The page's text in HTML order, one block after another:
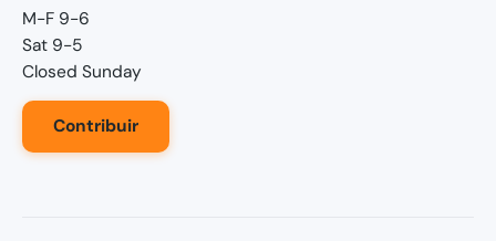
M-F 9-6
Sat 9-5
Closed Sunday
Contribuir